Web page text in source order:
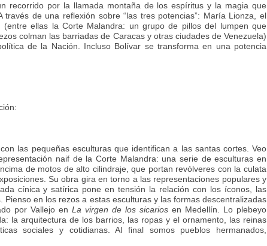
recorrido por la llamada montaña de los espíritus y la magia que
de una reflexión sobre “las tres potencias”: María Lionza, el
ellas la Corte Malandra: un grupo de pillos del lumpen que
colman las barriadas de Caracas y otras ciudades de Venezuela)
de la Nación. Incluso Bolívar se transforma en una potencia
las pequeñas esculturas que identifican a las santas cortes. Veo
naif de la Corte Malandra: una serie de esculturas en
de motos de alto cilindraje, que portan revólveres con la culata
Su obra gira en torno a las representaciones populares y
cínica y satírica pone en tensión la relación con los íconos, las
en los rezos a estas esculturas y las formas descentralizadas
por Vallejo en La virgen de los sicarios en Medellín. Lo plebeyo
la arquitectura de los barrios, las ropas y el ornamento, las reinas
sociales y cotidianas. Al final somos pueblos hermanados,